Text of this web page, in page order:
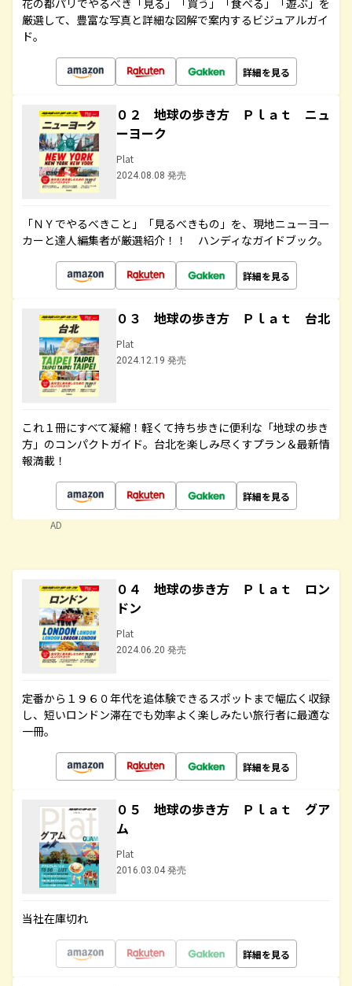
花の都パリでやるべき「見る」「買う」「食べる」「遊ぶ」を
厳選して、豊富な写真と詳細な図解で案内するビジュアルガイ
ド。
詳細を見る
０２ 地球の歩き方 Ｐｌａｔ ニュ
ーヨーク
Plat
2024.08.08 発売
「ＮＹでやるべきこと」「見るべきもの」を、現地ニューヨー
カーと達人編集者が厳選紹介！！ ハンディなガイドブック。
詳細を見る
０３ 地球の歩き方 Ｐｌａｔ 台北
Plat
2024.12.19 発売
これ１冊にすべて凝縮！軽くて持ち歩きに便利な「地球の歩き
方」のコンパクトガイド。台北を楽しみ尽くすプラン＆最新情
報満載！
詳細を見る
AD
０４ 地球の歩き方 Ｐｌａｔ ロン
ドン
Plat
2024.06.20 発売
定番から１９６０年代を追体験できるスポットまで幅広く収録
し、短いロンドン滞在でも効率よく楽しみたい旅行者に最適な
一冊。
詳細を見る
０５ 地球の歩き方 Ｐｌａｔ グア
ム
Plat
2016.03.04 発売
当社在庫切れ
詳細を見る